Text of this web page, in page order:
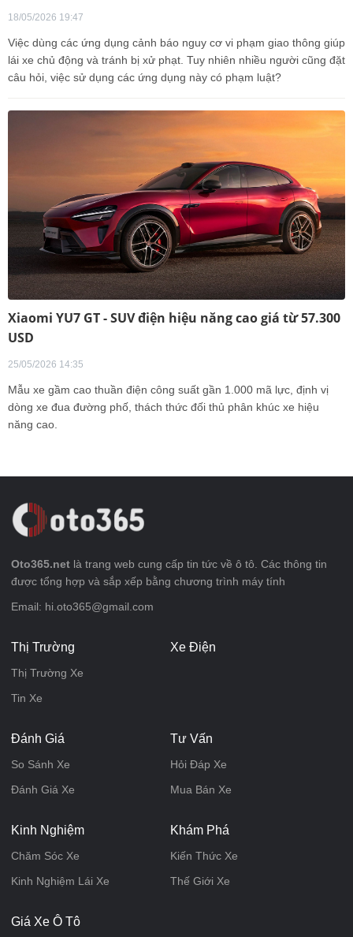
18/05/2026 19:47
Việc dùng các ứng dụng cảnh báo nguy cơ vi phạm giao thông giúp
lái xe chủ động và tránh bị xử phạt. Tuy nhiên nhiều người cũng đặt
câu hỏi, việc sử dụng các ứng dụng này có phạm luật?
Xiaomi YU7 GT - SUV điện hiệu năng cao giá từ 57.300
USD
25/05/2026 14:35
Mẫu xe gầm cao thuần điện công suất gần 1.000 mã lực, định vị
dòng xe đua đường phố, thách thức đối thủ phân khúc xe hiệu
năng cao.
Oto365.net là trang web cung cấp tin tức về ô tô. Các thông tin
được tổng hợp và sắp xếp bằng chương trình máy tính
Email: hi.oto365@gmail.com
Thị Trường
Thị Trường Xe
Tin Xe
Xe Điện
Đánh Giá
So Sánh Xe
Đánh Giá Xe
Tư Vấn
Hỏi Đáp Xe
Mua Bán Xe
Kinh Nghiệm
Chăm Sóc Xe
Kinh Nghiệm Lái Xe
Khám Phá
Kiến Thức Xe
Thế Giới Xe
Giá Xe Ô Tô